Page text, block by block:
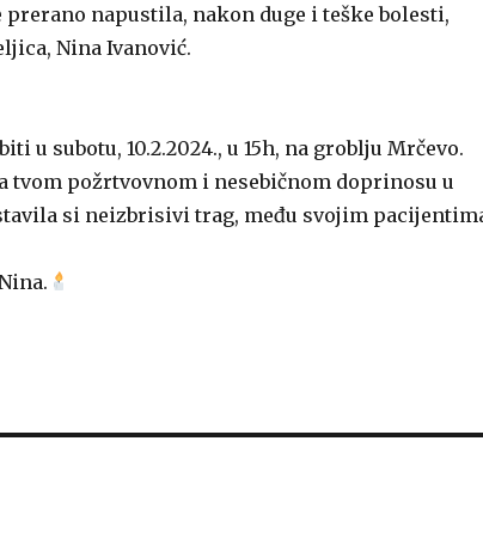
prerano napustila, nakon duge i teške bolesti,
Nina Ivanović.
u subotu, 10.2.2024., u 15h, na groblju Mrčevo.
tvom požrtvovnom i nesebičnom doprinosu u
si neizbrisivi trag, među svojim